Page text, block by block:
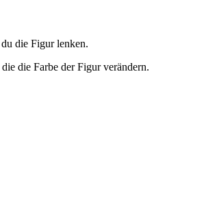
die Figur lenken.
die Farbe der Figur verändern.